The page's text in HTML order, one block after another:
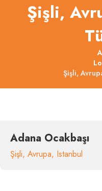
Şişli,
Şişli,
Adana Ocakbaşı
Şişli, Avrupa, Istanbul